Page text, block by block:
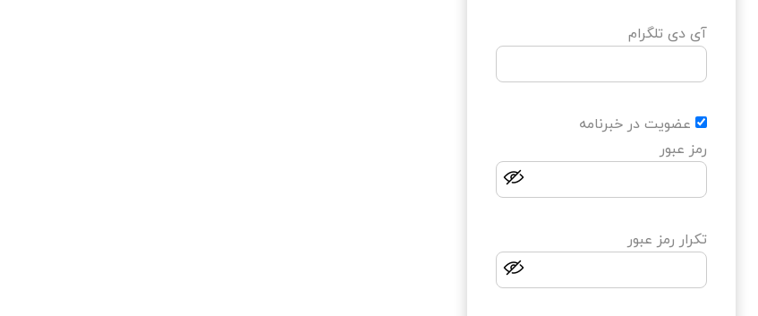
آی دی تلگرام
عضویت در خبرنامه
رمز عبور
تکرار رمز عبور